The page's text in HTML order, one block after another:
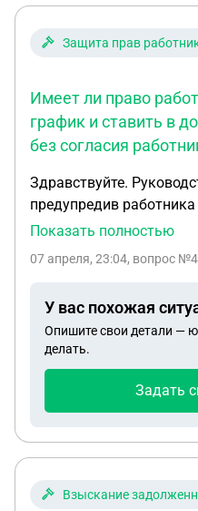
Защита прав
Имеет ли право
график и ставить в
без согласия
Здравствуйте.
предупредив
известность перед фактом.
работника и отпуском
в дополнительные
работника?
Показать полностью
07 апреля, 23:04, вопрос
У вас похожая
Опишите свои детали —
делать.
Задать
Взыскание